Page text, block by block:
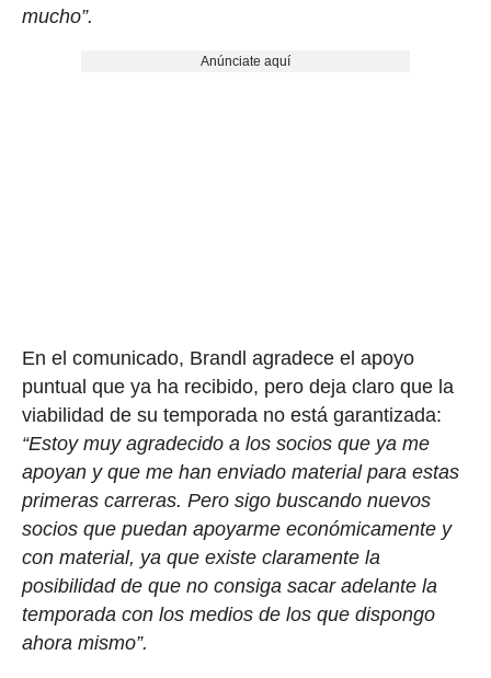
mucho”.
Anúnciate aquí
En el comunicado, Brandl agradece el apoyo
puntual que ya ha recibido, pero deja claro que la
viabilidad de su temporada no está garantizada:
“Estoy muy agradecido a los socios que ya me
apoyan y que me han enviado material para estas
primeras carreras. Pero sigo buscando nuevos
socios que puedan apoyarme económicamente y
con material, ya que existe claramente la
posibilidad de que no consiga sacar adelante la
temporada con los medios de los que dispongo
ahora mismo”.